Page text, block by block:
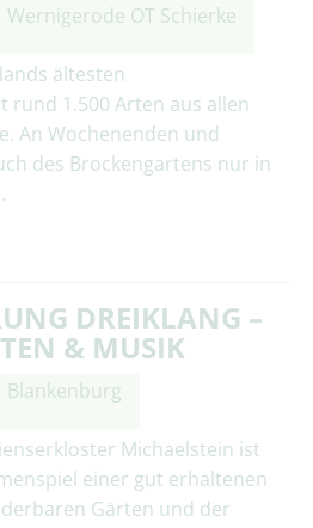
Wernigerode OT Schierke
ältesten
rund 1.500 Arten aus allen
An Wochenenden und
des Brockengartens nur in
DREIKLANG –
& MUSIK
Blankenburg
Michaelstein ist
einer gut erhaltenen
Gärten und der